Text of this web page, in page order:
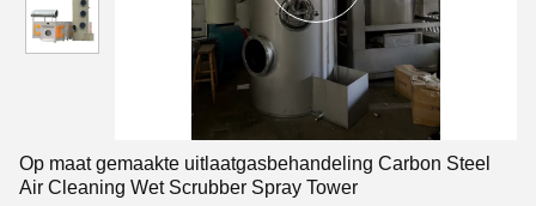
Op maat gemaakte uitlaatgasbehandeling Carbon Steel
Air Cleaning Wet Scrubber Spray Tower